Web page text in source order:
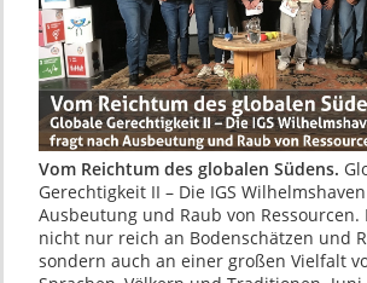
Vom Reichtum des globalen Südens.
Gerechtigkeit II – Die IGS
Ausbeutung und Raub von Ressourcen.
nicht nur reich an Bodenschätzen und
sondern auch an einer großen Vielfalt